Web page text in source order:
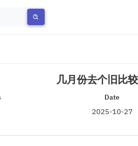
几月份去个旧比
Date
2025-10-27